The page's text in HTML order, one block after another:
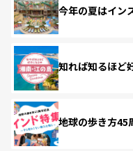
今年の夏はイン
知れば知るほど
地球の歩き方45